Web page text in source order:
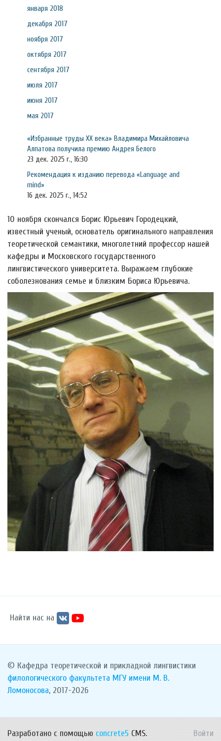
января 2018
декабря 2017
ноября 2017
октября 2017
сентября 2017
июля 2017
июня 2017
мая 2017
«Избранные труды ХХ века» Владимира Михайловича
Алпатова получила премию Андрея Белого
23 дек. 2025 г., 16:30
Рекомендация к изданию перевода «Language and
mind»
16 дек. 2025 г., 14:52
10 ноября скончался Борис Юрьевич Городецкий,
известный ученый, основатель оригинального направления
теоретической семантики, многолетний профессор нашей
кафедры и Московского государственного
лингвистического университета. Выражаем глубокие
соболезнования семье и близким Бориса Юрьевича.
Найти нас на
© Кафедра теоретической и прикладной лингвистики
филологического факультета МГУ имени М. В.
Ломоносова, 2017-2026
Разработано с помощью concrete5 CMS. Войти